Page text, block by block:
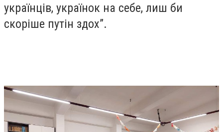
українців, українок на себе, лиш би
скоріше путін здох”.